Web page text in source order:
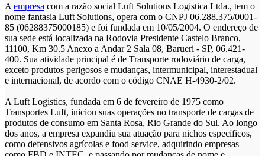
A empresa com a razão social Luft Solutions Logistica Ltda., tem o
nome fantasia Luft Solutions, opera com o CNPJ 06.288.375/0001-
85 (06288375000185) e foi fundada em 10/05/2004. O endereço de
sua sede está localizada na Rodovia Presidente Castelo Branco,
11100, Km 30.5 Anexo a Andar 2 Sala 08, Barueri - SP, 06.421-
400. Sua atividade principal é de Transporte rodoviário de carga,
exceto produtos perigosos e mudanças, intermunicipal, interestadual
e internacional, de acordo com o código CNAE H-4930-2/02.
A Luft Logistics, fundada em 6 de fevereiro de 1975 como
Transportes Luft, iniciou suas operações no transporte de cargas de
produtos de consumo em Santa Rosa, Rio Grande do Sul. Ao longo
dos anos, a empresa expandiu sua atuação para nichos específicos,
como defensivos agrícolas e food service, adquirindo empresas